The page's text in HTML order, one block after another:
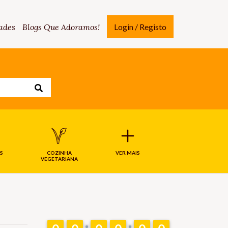
Blogs Que Adoramos! Login / Registo
COZINHA
VEGETARIANA
VER MAIS